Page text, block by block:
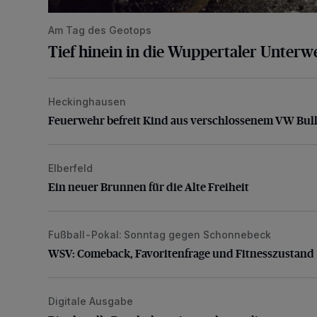
Am Tag des Geotops
Tief hinein in die Wuppertaler
Feuerwehr befreit Kind aus verschlossenem VW Bulli
Heckinghausen
Feuerwehr befreit Kind aus verschlossenem VW
Ein neuer Brunnen für die Alte Freiheit
Elberfeld
Ein neuer Brunnen für die Alte Freiheit
WSV: Comeback, Favoritenfrage und Fitnesszustand
Fußball-Pokal: Sonntag gegen Schonnebeck
WSV: Comeback, Favoritenfrage und Fitnesszustand
Die aktuelle Rundschau – jetzt schon online
Digitale Ausgabe